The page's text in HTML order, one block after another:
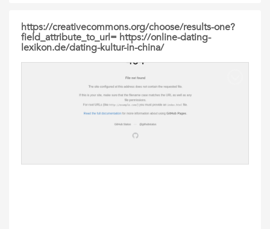
https://creativecommons.org/choose/results-one?
field_attribute_to_url= https://online-dating-
lexikon.de/dating-kultur-in-china/